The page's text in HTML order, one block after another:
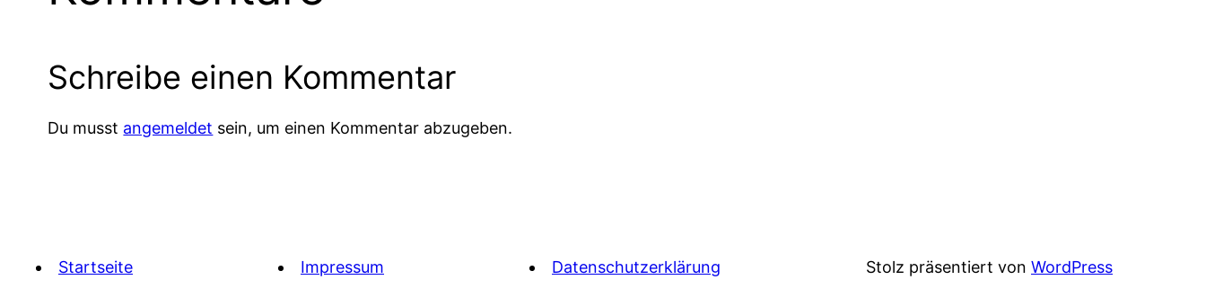
Schreibe einen Kommentar
Du musst angemeldet sein, um einen Kommentar abzugeben.
Startseite Impressum Datenschutzerklärung Stolz präsentiert von WordPress